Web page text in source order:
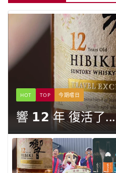
HOT TOP 今期嚐日
響 𝟭𝟮 年 復活了...